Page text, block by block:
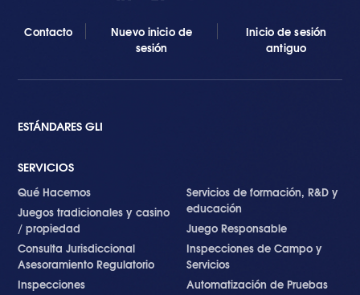
Contacto
Nuevo inicio de
sesión
Inicio de sesión
antiguo
ESTÁNDARES GLI
SERVICIOS
Qué Hacemos
Juegos tradicionales y casino
/ propiedad
Consulta Jurisdiccional
Asesoramiento Regulatorio
Inspecciones
Servicios de formación, R&D y
educación
Juego Responsable
Inspecciones de Campo y
Servicios
Automatización de Pruebas